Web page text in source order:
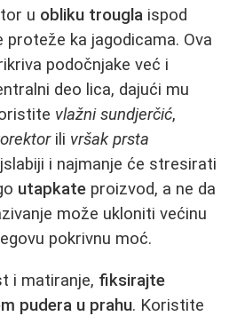
u obliku trougla ispod
ka jagodicama. Ova
podočnjake već i
deo lica, dajući mu
vlažni sundjerčić,
ili vršak prsta
i najmanje će stresirati
utapkate proizvod, a ne da
može ukloniti većinu
pokrivnu moć.
i matiranje, fiksirajte
pudera u prahu. Koristite